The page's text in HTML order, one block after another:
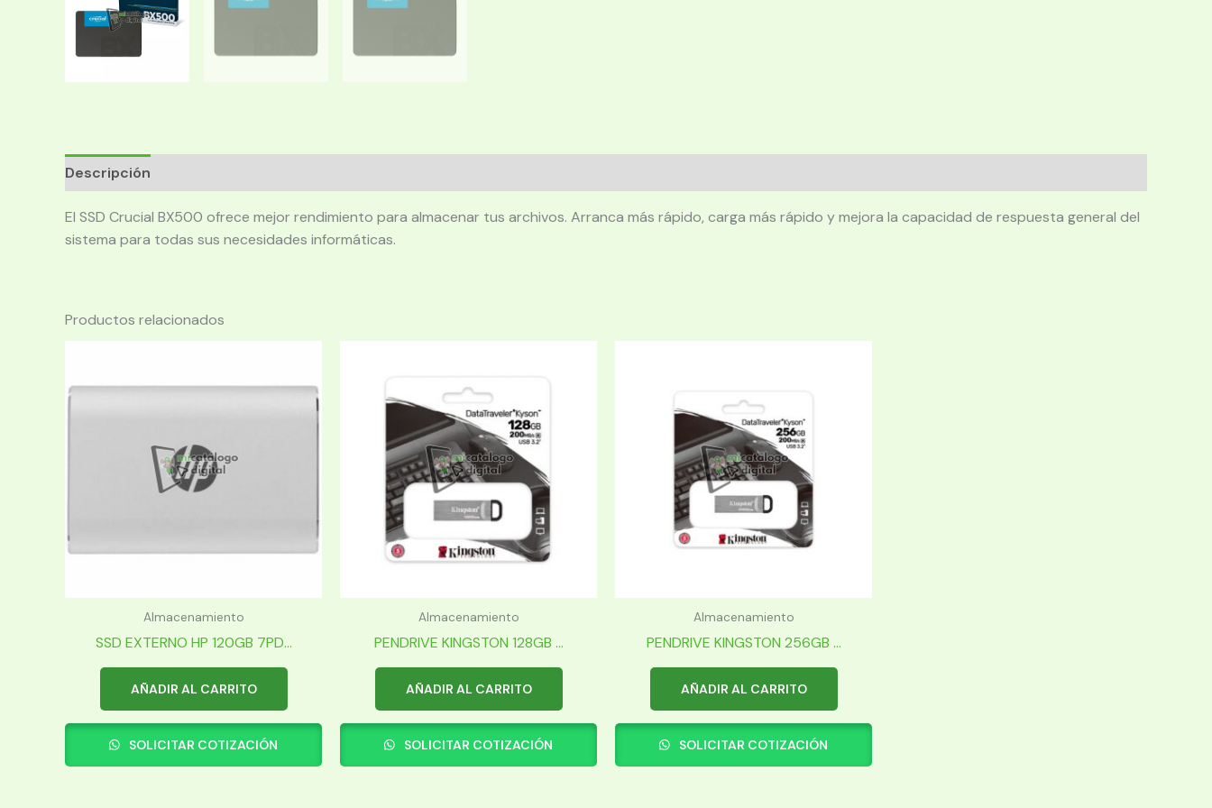
Descripción
El SSD Crucial BX500 ofrece mejor rendimiento para almacenar tus archivos. Arranca más rápido, carga más rápido y mejora la capacidad de respuesta general del
sistema para todas sus necesidades informáticas.
Productos relacionados
Almacenamiento
SSD EXTERNO HP 120GB 7PD...
AÑADIR AL CARRITO
SOLICITAR COTIZACIÓN
Almacenamiento
PENDRIVE KINGSTON 128GB ...
AÑADIR AL CARRITO
SOLICITAR COTIZACIÓN
Almacenamiento
PENDRIVE KINGSTON 256GB ...
AÑADIR AL CARRITO
SOLICITAR COTIZACIÓN